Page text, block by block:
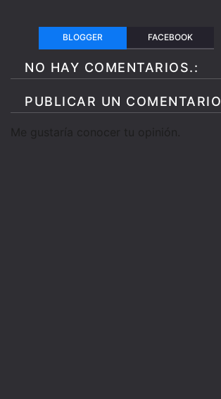
BLOGGER FACEBOOK
NO HAY COMENTARIOS.:
PUBLICAR UN COMENTARIO
Me gustaría conocer tu opinión.